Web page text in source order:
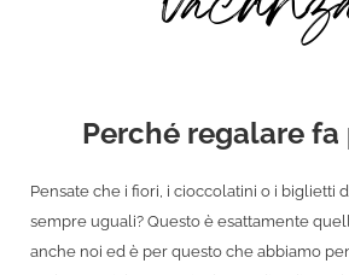
Perché regalare fa
Pensate che i fiori, i cioccolatini o i biglietti
sempre uguali? Questo è esattamente
anche noi ed è per questo che abbiamo